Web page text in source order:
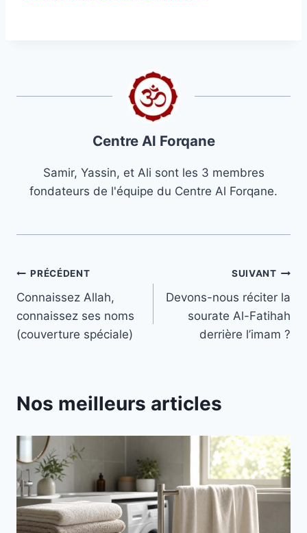
Centre Al Forqane
Samir, Yassin, et Ali sont les 3 membres
fondateurs de l'équipe du Centre Al Forqane.
Navigation
de
l’article
PRÉCÉDENT
Connaissez Allah,
connaissez ses noms
(couverture spéciale)
SUIVANT
Devons-nous réciter la
sourate Al-Fatihah
derrière l’imam ?
Nos meilleurs articles